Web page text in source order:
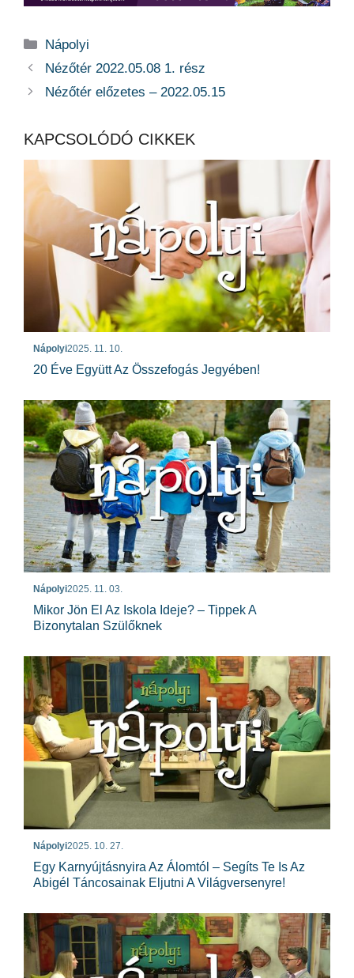
Kategória
Nápolyi
Nézőtér 2022.05.08 1. rész
Nézőtér előzetes – 2022.05.15
KAPCSOLÓDÓ CIKKEK
Nápolyi2025. 11. 10.
20 Éve Együtt Az Összefogás Jegyében!
Nápolyi2025. 11. 03.
Mikor Jön El Az Iskola Ideje? – Tippek A
Bizonytalan Szülőknek
Nápolyi2025. 10. 27.
Egy Karnyújtásnyira Az Álomtól – Segíts Te Is Az
Abigél Táncosainak Eljutni A Világversenyre!